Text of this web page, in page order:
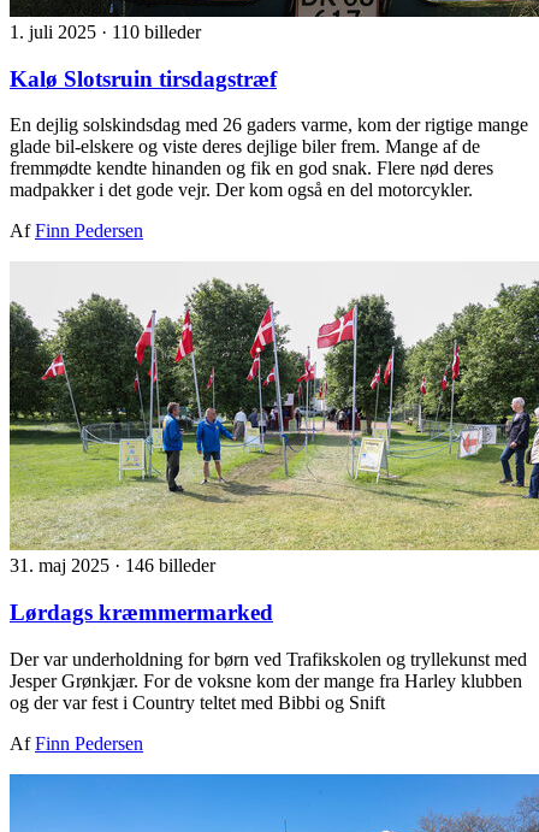
1. juli 2025 · 110 billeder
Kalø Slotsruin tirsdagstræf
En dejlig solskindsdag med 26 gaders varme, kom der rigtige mange
glade bil-elskere og viste deres dejlige biler frem. Mange af de
fremmødte kendte hinanden og fik en god snak. Flere nød deres
madpakker i det gode vejr. Der kom også en del motorcykler.
AfFinn Pedersen
31. maj 2025 · 146 billeder
Lørdags kræmmermarked
Der var underholdning for børn ved Trafikskolen og tryllekunst med
Jesper Grønkjær. For de voksne kom der mange fra Harley klubben
og der var fest i Country teltet med Bibbi og Snift
AfFinn Pedersen